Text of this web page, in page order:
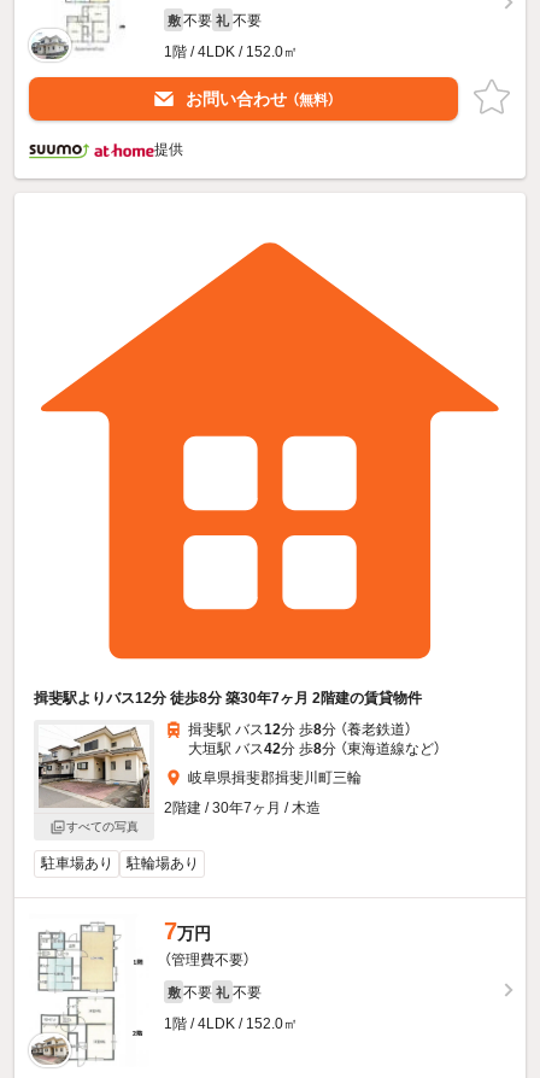
敷 不要 礼 不要
1階 / 4LDK / 152.0㎡
お問い合わせ （無料）
提供
揖斐駅よりバス12分 徒歩8分 築30年7ヶ月 2階建の賃貸物件
すべての写真
揖斐駅 バス12分 歩8分 （養老鉄道）
大垣駅 バス42分 歩8分 （東海道線など）
岐阜県揖斐郡揖斐川町三輪
2階建 / 30年7ヶ月 / 木造
駐車場あり 駐輪場あり
7万円
（管理費不要）
敷 不要 礼 不要
1階 / 4LDK / 152.0㎡